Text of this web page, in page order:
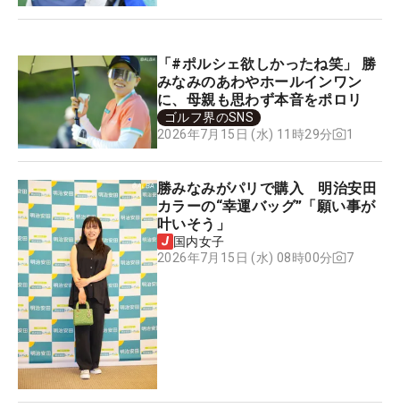
「#ポルシェ欲しかったね笑」 勝
みなみのあわやホールインワン
に、母親も思わず本音をポロリ
ゴルフ界のSNS
2026年7月15日 (水) 11時29分
1
勝みなみがパリで購入 明治安田
カラーの“幸運バッグ”「願い事が
叶いそう」
国内女子
2026年7月15日 (水) 08時00分
7